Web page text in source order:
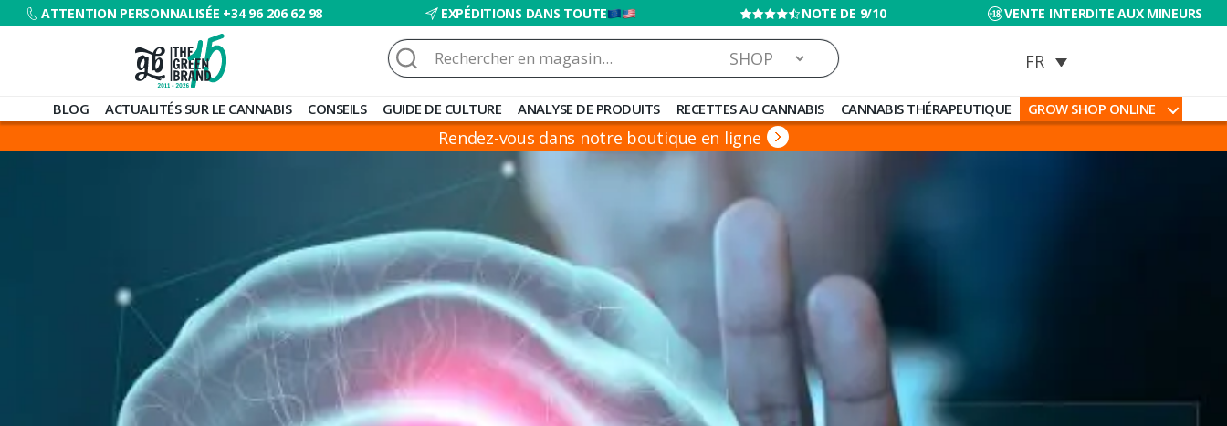
ATTENTION PERSONNALISÉE +34 96 206 62 98 EXPÉDITIONS DANS TOUTE NOTE DE 9/10 VENTE INTERDITE AUX MINEURS
Blog
de
Barato
Rechercher :
BLOG ACTUALITÉS SUR LE CANNABIS CONSEILS GUIDE DE CULTURE ANALYSE DE PRODUITS RECETTES AU CANNABIS CANNABIS THÉRAPEUTIQUE GROW SHOP ONLINE
Rendez-vous dans notre boutique en ligne